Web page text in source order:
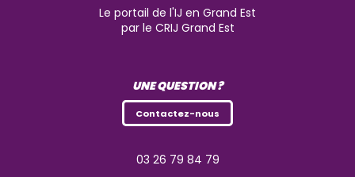
Le portail de l'IJ en Grand Est
par le CRIJ Grand Est
UNE QUESTION ?
Contactez-nous
03 26 79 84 79